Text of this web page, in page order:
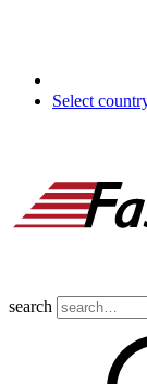
Select
search